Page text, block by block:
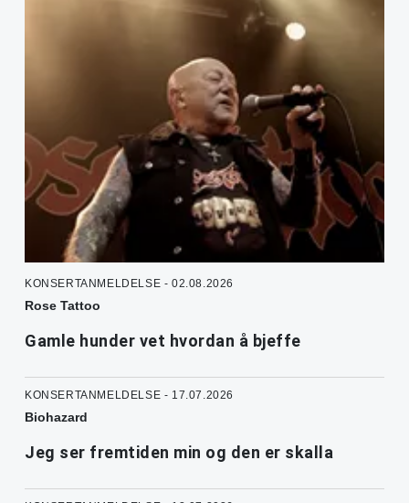
KONSERTANMELDELSE - 02.08.2026
Rose Tattoo
Gamle hunder vet hvordan å bjeffe
KONSERTANMELDELSE - 17.07.2026
Biohazard
Jeg ser fremtiden min og den er skalla